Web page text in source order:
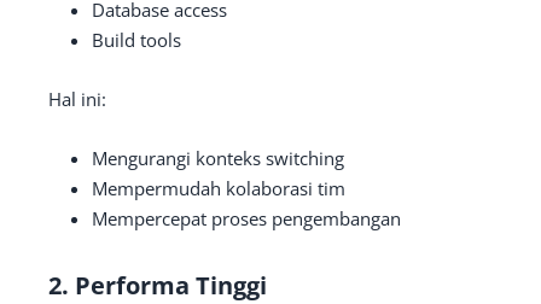
Database access
Build tools
Hal ini:
Mengurangi konteks switching
Mempermudah kolaborasi tim
Mempercepat proses pengembangan
2. Performa Tinggi